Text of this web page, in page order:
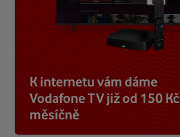
K internetu vám dáme
Vodafone TV již od 150 Kč
měsíčně